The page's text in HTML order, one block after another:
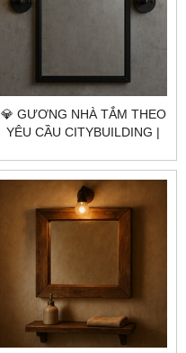
💎 GƯƠNG NHÀ TẮM THEO
YÊU CẦU CITYBUILDING |
GIÁ GƯƠNG NHÀ TẮM XÃ
HOÀ HỘI TP.HCM